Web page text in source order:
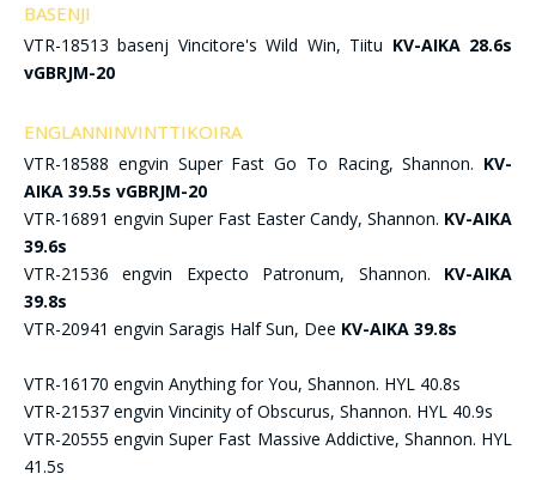
BASENJI
VTR-18513 basenj Vincitore's Wild Win, Tiitu KV-AIKA 28.6s
vGBRJM-20
ENGLANNINVINTTIKOIRA
VTR-18588 engvin Super Fast Go To Racing, Shannon. KV-
AIKA 39.5s vGBRJM-20
VTR-16891 engvin Super Fast Easter Candy, Shannon. KV-AIKA
39.6s
VTR-21536 engvin Expecto Patronum, Shannon. KV-AIKA
39.8s
VTR-20941 engvin Saragis Half Sun, Dee KV-AIKA 39.8s
VTR-16170 engvin Anything for You, Shannon. HYL 40.8s
VTR-21537 engvin Vincinity of Obscurus, Shannon. HYL 40.9s
VTR-20555 engvin Super Fast Massive Addictive, Shannon. HYL
41.5s